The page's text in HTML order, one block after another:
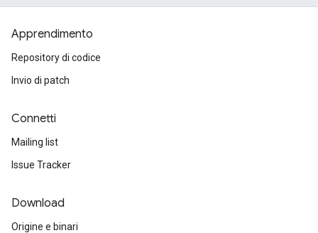
Apprendimento
Repository di codice
Invio di patch
Connetti
Mailing list
Issue Tracker
Download
Origine e binari